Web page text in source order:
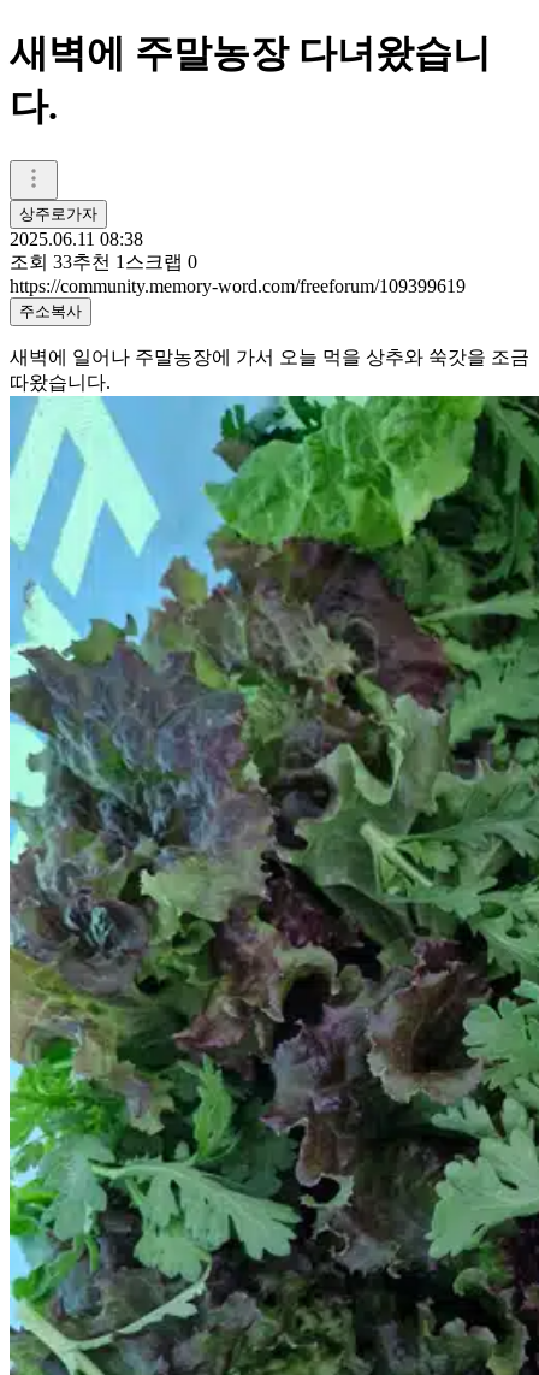
새벽에 주말농장 다녀왔습니
다.
상주로가자
2025.06.11 08:38
조회 33추천 1 스크랩 0
https://community.memory-word.com/freeforum/109399619
주소복사
새벽에 일어나 주말농장에 가서 오늘 먹을 상추와 쑥갓을 조금
따왔습니다.